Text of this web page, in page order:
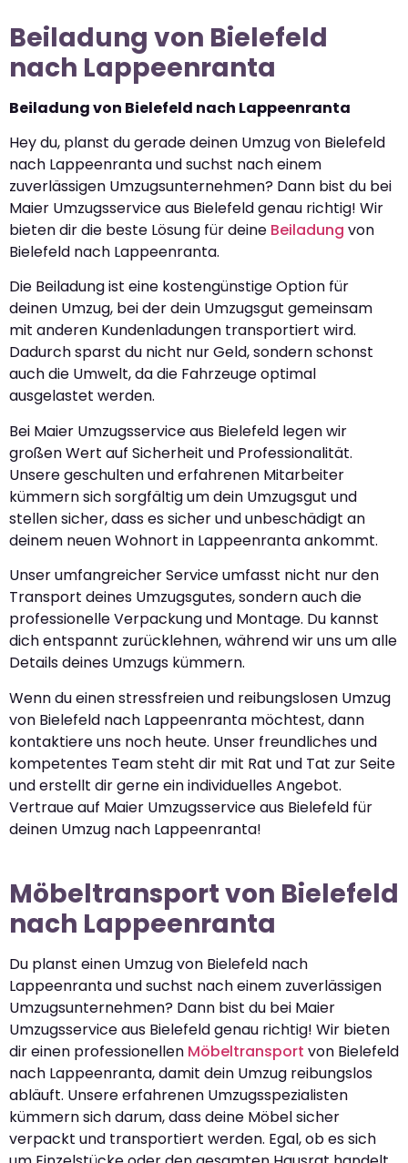
Beiladung von Bielefeld
nach Lappeenranta
Beiladung von Bielefeld nach Lappeenranta
Hey du, planst du gerade deinen Umzug von Bielefeld
nach Lappeenranta und suchst nach einem
zuverlässigen Umzugsunternehmen? Dann bist du bei
Maier Umzugsservice aus Bielefeld genau richtig! Wir
bieten dir die beste Lösung für deine Beiladung von
Bielefeld nach Lappeenranta.
Die Beiladung ist eine kostengünstige Option für
deinen Umzug, bei der dein Umzugsgut gemeinsam
mit anderen Kundenladungen transportiert wird.
Dadurch sparst du nicht nur Geld, sondern schonst
auch die Umwelt, da die Fahrzeuge optimal
ausgelastet werden.
Bei Maier Umzugsservice aus Bielefeld legen wir
großen Wert auf Sicherheit und Professionalität.
Unsere geschulten und erfahrenen Mitarbeiter
kümmern sich sorgfältig um dein Umzugsgut und
stellen sicher, dass es sicher und unbeschädigt an
deinem neuen Wohnort in Lappeenranta ankommt.
Unser umfangreicher Service umfasst nicht nur den
Transport deines Umzugsgutes, sondern auch die
professionelle Verpackung und Montage. Du kannst
dich entspannt zurücklehnen, während wir uns um alle
Details deines Umzugs kümmern.
Wenn du einen stressfreien und reibungslosen Umzug
von Bielefeld nach Lappeenranta möchtest, dann
kontaktiere uns noch heute. Unser freundliches und
kompetentes Team steht dir mit Rat und Tat zur Seite
und erstellt dir gerne ein individuelles Angebot.
Vertraue auf Maier Umzugsservice aus Bielefeld für
deinen Umzug nach Lappeenranta!
Möbeltransport von Bielefeld
nach Lappeenranta
Du planst einen Umzug von Bielefeld nach
Lappeenranta und suchst nach einem zuverlässigen
Umzugsunternehmen? Dann bist du bei Maier
Umzugsservice aus Bielefeld genau richtig! Wir bieten
dir einen professionellen Möbeltransport von Bielefeld
nach Lappeenranta, damit dein Umzug reibungslos
abläuft. Unsere erfahrenen Umzugsspezialisten
kümmern sich darum, dass deine Möbel sicher
verpackt und transportiert werden. Egal, ob es sich